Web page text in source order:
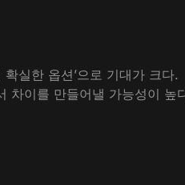
실한 옵션’으로 기대가 크다.
차이를 만들어낼 가능성이 높